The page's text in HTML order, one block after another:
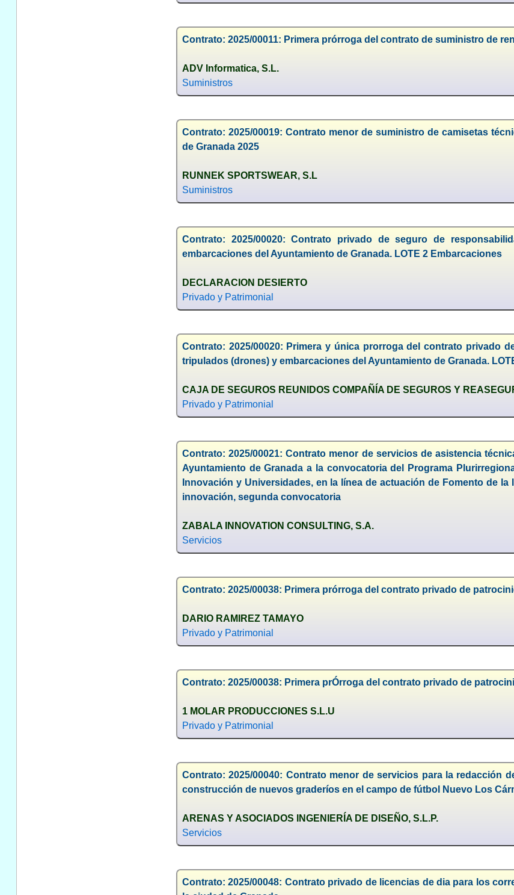
Contrato: 2025/00011: Primera prórroga del contrato de suministro de
ADV Informatica, S.L.
Suministros
Contrato: 2025/00019: Contrato menor de suministro de camisetas
de Granada 2025
RUNNEK SPORTSWEAR, S.L
Suministros
Contrato: 2025/00020: Contrato privado de seguro de
embarcaciones del Ayuntamiento de Granada. LOTE 2 Embarcaciones
DECLARACION DESIERTO
Privado y Patrimonial
Contrato: 2025/00020: Primera y única prorroga del contrato privado
tripulados (drones) y embarcaciones del Ayuntamiento de Granada.
CAJA DE SEGUROS REUNIDOS COMPAÑÍA DE SEGUROS Y
Privado y Patrimonial
Contrato: 2025/00021: Contrato menor de servicios de asistencia
Ayuntamiento de Granada a la convocatoria del Programa
Innovación y Universidades, en la línea de actuación de Fomento de
innovación, segunda convocatoria
ZABALA INNOVATION CONSULTING, S.A.
Servicios
Contrato: 2025/00038: Primera prórroga del contrato privado de
DARIO RAMIREZ TAMAYO
Privado y Patrimonial
Contrato: 2025/00038: Primera prÓrroga del contrato privado de
1 MOLAR PRODUCCIONES S.L.U
Privado y Patrimonial
Contrato: 2025/00040: Contrato menor de servicios para la redacción
construcción de nuevos graderíos en el campo de fútbol Nuevo Los
ARENAS Y ASOCIADOS INGENIERÍA DE DISEÑO, S.L.P.
Servicios
Contrato: 2025/00048: Contrato privado de licencias de dia para los